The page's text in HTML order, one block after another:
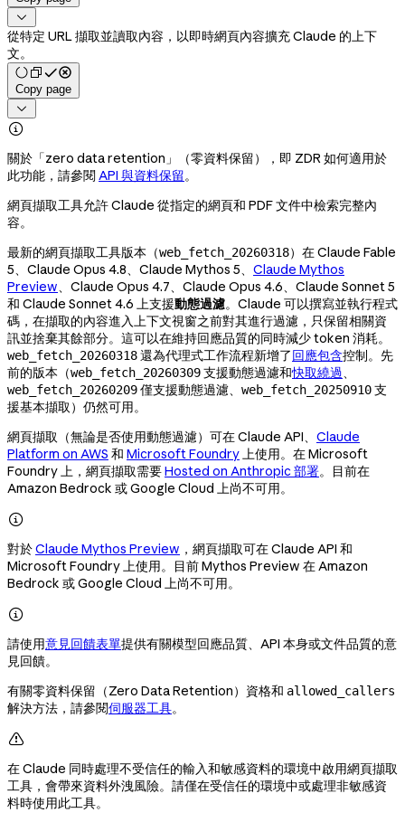

從特定 URL 擷取並讀取內容，以即時網頁內容擴充 Claude 的上下
文。
Copy page


關於「zero data retention」（零資料保留），即 ZDR 如何適用於
此功能，請參閱API 與資料保留。
網頁擷取工具允許 Claude 從指定的網頁和 PDF 文件中檢索完整內
容。
最新的網頁擷取工具版本（web_fetch_20260318）在 Claude Fable
5、Claude Opus 4.8、Claude Mythos 5、 Claude Mythos
Preview、Claude Opus 4.7、Claude Opus 4.6、Claude Sonnet 5
和 Claude Sonnet 4.6 上支援動態過濾。Claude 可以撰寫並執行程式
碼，在擷取的內容進入上下文視窗之前對其進行過濾，只保留相關資
訊並捨棄其餘部分。這可以在維持回應品質的同時減少 token 消耗。
web_fetch_20260318還為代理式工作流程新增了回應包含控制。先
前的版本（web_fetch_20260309支援動態過濾和快取繞過、
web_fetch_20260209僅支援動態過濾、 web_fetch_20250910支
援基本擷取）仍然可用。
網頁擷取（無論是否使用動態過濾）可在 Claude API、 Claude
Platform on AWS 和 Microsoft Foundry上使用。在 Microsoft
Foundry 上，網頁擷取需要Hosted on Anthropic 部署。目前在
Amazon Bedrock 或 Google Cloud 上尚不可用。

對於Claude Mythos Preview ，網頁擷取可在 Claude API 和
Microsoft Foundry 上使用。目前 Mythos Preview 在 Amazon
Bedrock 或 Google Cloud 上尚不可用。

請使用意見回饋表單提供有關模型回應品質、API 本身或文件品質的意
見回饋。
有關零資料保留（Zero Data Retention）資格和 allowed_callers
解決方法，請參閱伺服器工具。

在 Claude 同時處理不受信任的輸入和敏感資料的環境中啟用網頁擷取
工具，會帶來資料外洩風險。請僅在受信任的環境中或處理非敏感資
料時使用此工具。